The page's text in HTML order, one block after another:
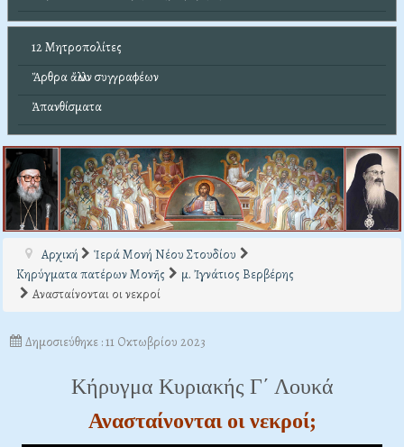
12 Μητροπολίτες
Ἄρθρα ἄλλων συγγραφέων
Ἀπανθίσματα
Αρχική
Ἱερά Μονή Νέου Στουδίου
Κηρύγματα πατέρων Μονῆς
μ. Ἰγνάτιος Βερβέρης
Ανασταίνονται οι νεκροί
Δημοσιεύθηκε : 11 Οκτωβρίου 2023
Κήρυγμα Κυριακής Γ΄ Λουκά
Ανασταίνονται οι νεκροί;